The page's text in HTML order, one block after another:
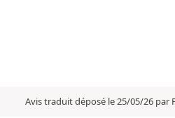
Avis traduit déposé le 25/05/26 par